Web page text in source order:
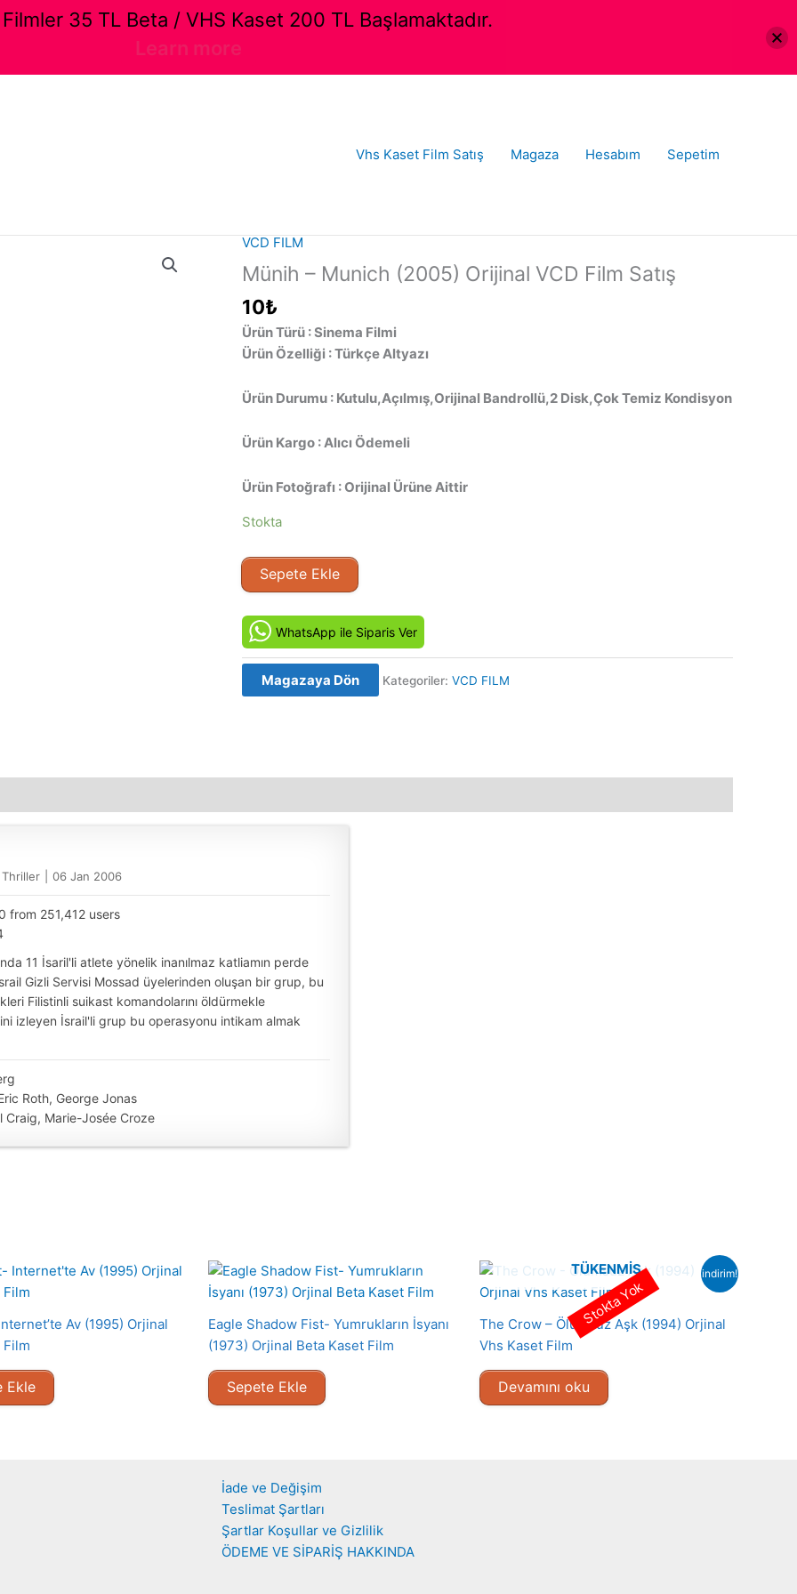
Vhs Kaset Film Satış Magaza Hesabım Sepetim
VCD FILM
Münih – Munich (2005) Orijinal VCD Film Satış
10₺
Ürün Türü : Sinema Filmi
Ürün Özelliği : Türkçe Altyazı
Ürün Durumu : Kutulu,Açılmış,Orijinal Bandrollü,2 Disk,Çok Temiz Kondisyon
Ürün Kargo : Alıcı Ödemeli
Ürün Fotoğrafı : Orijinal Ürüne Aittir
Stokta
Münih
-
(2005)
Orijinal
VCD
Film
Sepete Ekle
WhatsApp ile Siparis Ver
Magazaya Dön Kategoriler: VCD FILM
06 Jan 2006
from 251,412 users
11 İsaril'li atlete yönelik inanılmaz katliamın perde
Gizli Servisi Mossad üyelerinden oluşan bir grup, bu
Filistinli suikast komandolarını öldürmekle
izleyen İsrail'li grup bu operasyonu intikam almak
Roth, George Jonas
Craig, Marie-Josée Croze
Av (1995) Orjinal
Film
Ekle
Eagle Shadow Fist- Yumrukların İsyanı
(1973) Orjinal Beta Kaset Film
Sepete Ekle
indirim!
TÜKENMIŞ
The Crow – Ölümsüz Aşk (1994) Orjinal
Vhs Kaset Film
Devamını oku
Stokta Yok
İade ve Değişim
Teslimat Şartları
Şartlar Koşullar ve Gizlilik
ÖDEME VE SİPARİŞ HAKKINDA
35 TL Beta / VHS Kaset 200 TL Başlamaktadır.
Learn more